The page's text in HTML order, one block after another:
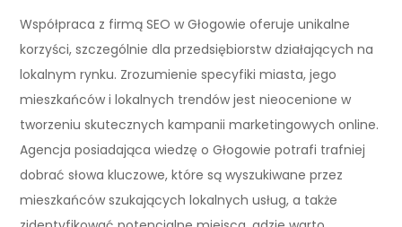
Współpraca z firmą SEO w Głogowie oferuje unikalne
korzyści, szczególnie dla przedsiębiorstw działających na
lokalnym rynku. Zrozumienie specyfiki miasta, jego
mieszkańców i lokalnych trendów jest nieocenione w
tworzeniu skutecznych kampanii marketingowych online.
Agencja posiadająca wiedzę o Głogowie potrafi trafniej
dobrać słowa kluczowe, które są wyszukiwane przez
mieszkańców szukających lokalnych usług, a także